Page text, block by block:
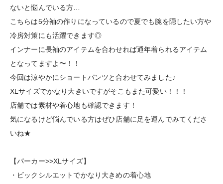
ないと悩んでいる方…
こちらは5分袖の作りになっているので夏でも腕を隠したい方や
冷房対策にも活躍できます◎
インナーに長袖のアイテムを合わせれば通年着られるアイテム
となってますよ〜！！
今回は涼やかにショートパンツと合わせてみました♪
XLサイズでかなり大きいですがそこもまた可愛い！！！
店舗では素材や着心地も確認できます！
気になるけど悩んでいる方はぜひ店舗に足を運んでみてくださ
いね★
【パーカー>>XLサイズ】
・ビックシルエットでかなり大きめの着心地